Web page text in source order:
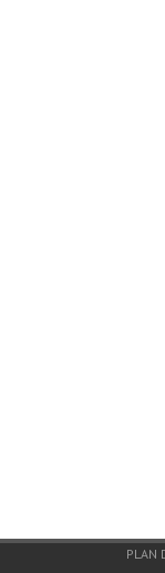
Menu du bas de pagePLAN